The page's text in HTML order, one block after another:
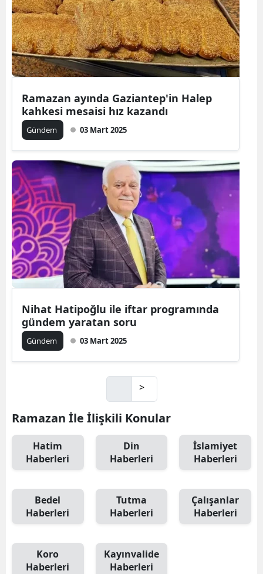
Ramazan ayında Gaziantep'in Halep
kahkesi mesaisi hız kazandı
Gündem 03 Mart 2025
Nihat Hatipoğlu ile iftar programında
gündem yaratan soru
Gündem 03 Mart 2025
>
Ramazan İle İlişkili Konular
Hatim
Haberleri
Din
Haberleri
İslamiyet
Haberleri
Bedel
Haberleri
Tutma
Haberleri
Çalışanlar
Haberleri
Koro
Haberleri
Kayınvalide
Haberleri